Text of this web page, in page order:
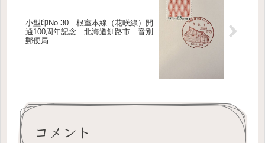
小型印No.30 根室本線（花咲線）開
通100周年記念 北海道釧路市 音別
郵便局
コメント